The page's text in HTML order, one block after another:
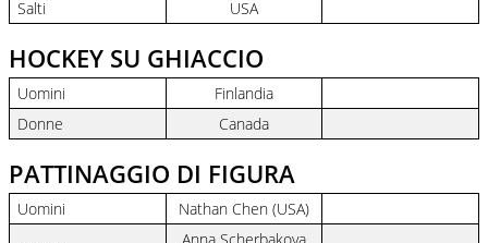
Salti USA
HOCKEY SU GHIACCIO
Uomini
Finlandia
Donne
Canada
PATTINAGGIO DI FIGURA
Uomini
Nathan Chen (USA)